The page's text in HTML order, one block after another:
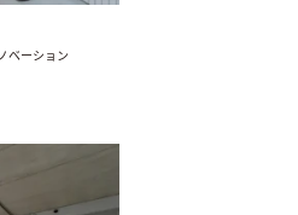
ベーション